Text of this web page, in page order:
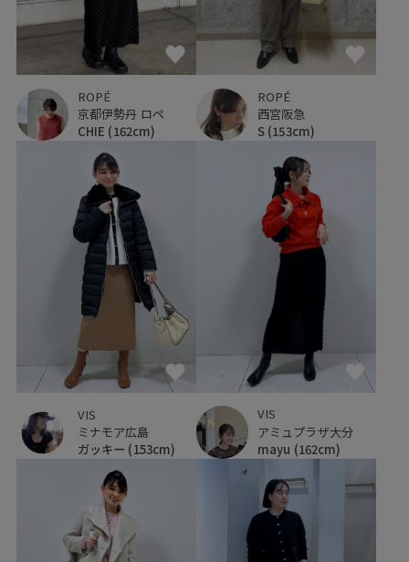
ROPÉ
京都伊勢丹 ロペ
CHIE (162cm)
ROPÉ
西宮阪急
S (153cm)
VIS
ミナモア広島
ガッキー (153cm)
VIS
アミュプラザ大分
mayu (162cm)